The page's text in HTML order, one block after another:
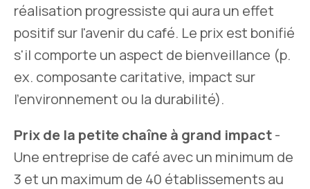
réalisation progressiste qui aura un effet
positif sur l'avenir du café. Le prix est bonifié
s'il comporte un aspect de bienveillance (p.
ex. composante caritative, impact sur
l'environnement ou la durabilité).
Prix de la petite chaîne à grand impact-
Une entreprise de café avec un minimum de
3 et un maximum de 40 établissements au